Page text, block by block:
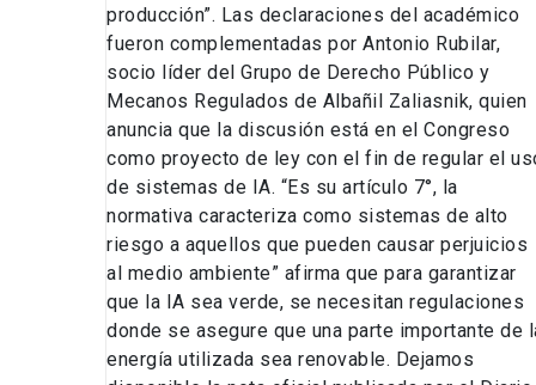
producción”. Las declaraciones del académico
fueron complementadas por Antonio Rubilar,
socio líder del Grupo de Derecho Público y
Mecanos Regulados de Albañil Zaliasnik, quien
anuncia que la discusión está en el Congreso
como proyecto de ley con el fin de regular el
de sistemas de IA. “Es su artículo 7°, la
normativa caracteriza como sistemas de alto
riesgo a aquellos que pueden causar perjuicios
al medio ambiente” afirma que para garantizar
que la IA sea verde, se necesitan regulaciones
donde se asegure que una parte importante de
energía utilizada sea renovable. Dejamos